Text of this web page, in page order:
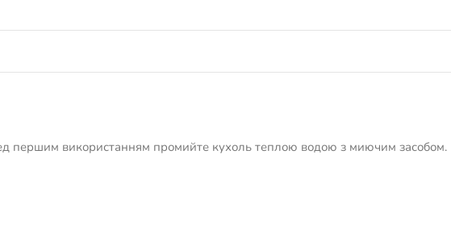
першим використанням промийте кухоль теплою водою з миючим засобом.